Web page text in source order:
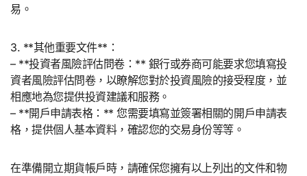
易。
3. **其他重要文件**：
– **投資者風險評估問卷：** 銀行或券商可能要求您填寫投
資者風險評估問卷，以瞭解您對於投資風險的接受程度，並
相應地為您提供投資建議和服務。
– **開戶申請表格：** 您需要填寫並簽署相關的開戶申請表
格，提供個人基本資料，確認您的交易身份等等。
在準備開立期貨帳戶時，請確保您擁有以上列出的文件和物